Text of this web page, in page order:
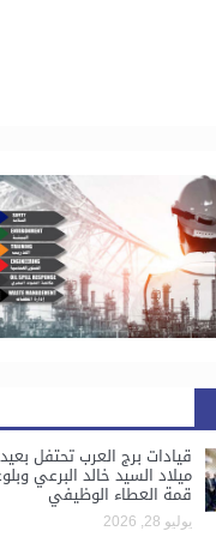
قيادات برج العرب تحتفل بعيد
ميلاد السيد خالد البرعي
قمة العطاء الوظيفي
يوليو 28, 2026